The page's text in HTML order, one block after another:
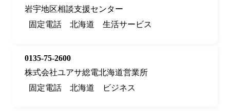
岩宇地区相談支援センター
固定電話
北海道 生活サービス
0135-75-2600
株式会社ユアサ総電北海道営業所
固定電話
北海道 ビジネス